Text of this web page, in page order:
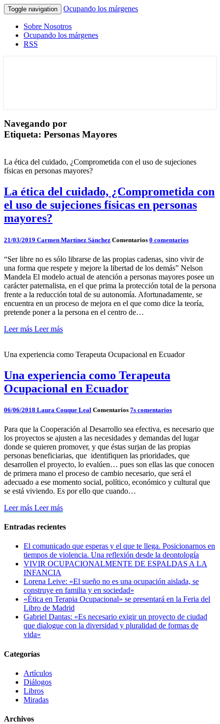
Toggle navigation Ocupando los márgenes
Sobre Nosotros
Ocupando los márgenes
RSS
Navegando por
Etiqueta: Personas Mayores
La ética del cuidado, ¿Comprometida con el uso de sujeciones
físicas en personas mayores?
La ética del cuidado, ¿Comprometida con
el uso de sujeciones físicas en personas
mayores?
21/03/2019 Carmen Martínez Sánchez Comentarios 0 comentarios
“Ser libre no es sólo librarse de las propias cadenas, sino vivir de
una forma que respete y mejore la libertad de los demás” Nelson
Mandela El modelo actual de atención a personas mayores posee un
carácter paternalista, en el que prima la protección total de la persona
frente a la reducción total de su autonomía. Afortunadamente, se
encuentra en un proceso de mejora en el que como dice la teoría,
pretende poner a la persona en el centro de…
Leer más Leer más
Una experiencia como Terapeuta Ocupacional en Ecuador
Una experiencia como Terapeuta
Ocupacional en Ecuador
06/06/2018 Laura Couque Leal Comentarios 7s comentarios
Para que la Cooperación al Desarrollo sea efectiva, es necesario que
los proyectos se ajusten a las necesidades y demandas del lugar
donde se quieren promover, y que éstas surjan de las propias
personas beneficiarias, que identifiquen las prioridades, que
desarrollen el proyecto, lo evalúen… pues son ellas las que conocen
de primera mano el proceso de cambio necesario, que será el
adecuado a ese momento social, político, económico y cultural que
se está viviendo. Es por ello que cuando…
Leer más Leer más
Entradas recientes
El comunicado que esperas y el que te llega. Posicionarnos en
tiempos de violencia. Una reflexión desde la deontología
VIVIR OCUPACIONALMENTE DE ESPALDAS A LA
INFANCIA
Lorena Leive: «El sueño no es una ocupación aislada, se
construye en familia y en sociedad»
«Ética en Terapia Ocupacional» se presentará en la Feria del
Libro de Madrid
Gabriel Dantas: «Es necesario exigir un proyecto de ciudad
que dialogue con la diversidad y pluralidad de formas de
vida»
Categorías
Artículos
Diálogos
Libros
Miradas
Archivos